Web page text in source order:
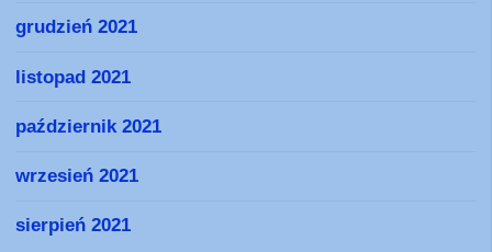
grudzień 2021
listopad 2021
październik 2021
wrzesień 2021
sierpień 2021